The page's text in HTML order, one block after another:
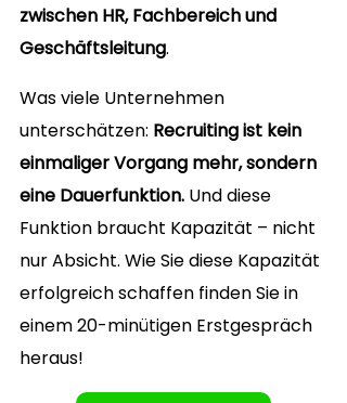
zwischen HR, Fachbereich und
Geschäftsleitung.
Was viele Unternehmen
unterschätzen: Recruiting ist kein
einmaliger Vorgang mehr, sondern
eine Dauerfunktion. Und diese
Funktion braucht Kapazität – nicht
nur Absicht. Wie Sie diese Kapazität
erfolgreich schaffen finden Sie in
einem 20-minütigen Erstgespräch
heraus!